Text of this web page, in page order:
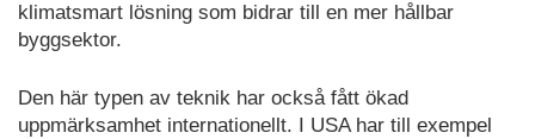
klimatsmart lösning som bidrar till en mer hållbar
byggsektor.
Den här typen av teknik har också fått ökad
uppmärksamhet internationellt. I USA har till exempel